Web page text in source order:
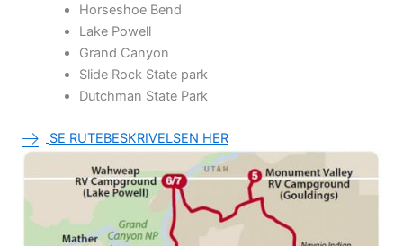
Horseshoe Bend
Lake Powell
Grand Canyon
Slide Rock State park
Dutchman State Park
SE RUTEBESKRIVELSEN HER